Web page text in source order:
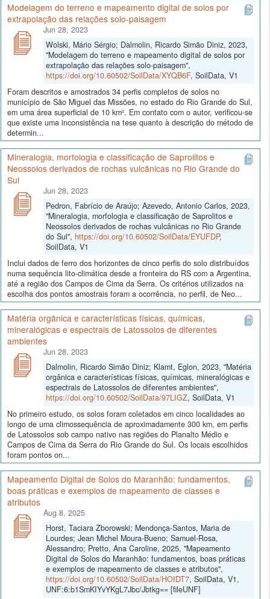
Modelagem do terreno e mapeamento digital de solos por
extrapolação das relações solo-paisagem
Jun 28, 2023
Wolski, Mário Sérgio; Dalmolin, Ricardo Simão Diniz, 2023,
"Modelagem do terreno e mapeamento digital de solos por
extrapolação das relações solo-paisagem",
https://doi.org/10.60502/SoilData/XYQB6F, SoilData, V1
Foram descritos e amostrados 34 perfis completos de solos no
município de São Miguel das Missões, no estado do Rio Grande do Sul,
em uma área superficial de 10 km². Em contato com o autor, verificou-se
que existe uma inconsistência na tese quanto à descrição do método de
determin...
Mineralogia, morfologia e classificação de Saprolitos e
Neossolos derivados de rochas vulcânicas no Rio Grande do
Sul
Jun 28, 2023
Pedron, Fabrício de Araújo; Azevedo, Antonio Carlos, 2023,
"Mineralogia, morfologia e classificação de Saprolitos e
Neossolos derivados de rochas vulcânicas no Rio Grande
do Sul", https://doi.org/10.60502/SoilData/EYUFDP,
SoilData, V1
Inclui dados de ferro dos horizontes de cinco perfis do solo distribuídos
numa sequência lito-climática desde a fronteira do RS com a Argentina,
até a região dos Campos de Cima da Serra. Os critérios utilizados na
escolha dos pontos amostrais foram a ocorrência, no perfil, de Neo...
Matéria orgânica e características físicas, químicas,
mineralógicas e espectrais de Latossolos de diferentes
ambientes
Jun 28, 2023
Dalmolin, Ricardo Simão Diniz; Klamt, Eglon, 2023, "Matéria
orgânica e características físicas, químicas, mineralógicas e
espectrais de Latossolos de diferentes ambientes",
https://doi.org/10.60502/SoilData/97LIGZ, SoilData, V1
No primeiro estudo, os solos foram coletados em cinco localidades ao
longo de uma climossequência de aproximadamente 300 km, em perfis
de Latossolos sob campo nativo nas regiões do Planalto Médio e
Campos de Cima da Serra do Rio Grande do Sul. Os locais escolhidos
foram pontos on...
Mapeamento Digital de Solos do Maranhão: fundamentos,
boas práticas e exemplos de mapeamento de classes e
atributos
Aug 8, 2025
Horst, Taciara Zborowski; Mendonça-Santos, Maria de
Lourdes; Jean Michel Moura-Bueno; Samuel-Rosa,
Alessandro; Pretto, Ana Caroline, 2025, "Mapeamento
Digital de Solos do Maranhão: fundamentos, boas práticas
e exemplos de mapeamento de classes e atributos",
https://doi.org/10.60502/SoilData/HOIDT7, SoilData, V1,
UNF:6:b1SmKIYvYKgL7Jbc/Jbtkg== [fileUNF]